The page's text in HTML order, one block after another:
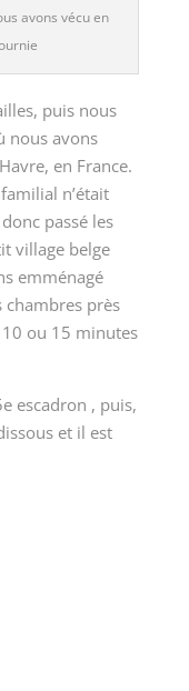
avons vécu en
puis nous
nous avons
en France.
n’était
passé les
village belge
emménagé
près
10 ou 15 minutes
escadron , puis,
et il est